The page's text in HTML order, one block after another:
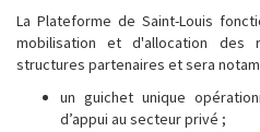
La Plateforme de Saint-Louis
mobilisation et d'allocation des
structures partenaires et sera
un guichet unique
d’appui au secteur privé ;